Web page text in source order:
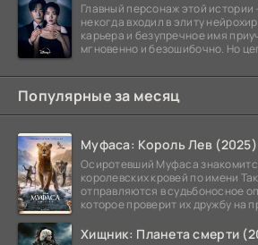
Главный персонаж этой истории
некогда входил в элиту
карьера и безупречное имя
мгновенно и безошибочно. Но
Популярные за месяц
Муфаса: Король Лев (2025)
Осиротевший Муфаса
королевских кровей по имени
отправляются в судьбоносное
которое проверит их дружбу на
Хищник: Планета смерти